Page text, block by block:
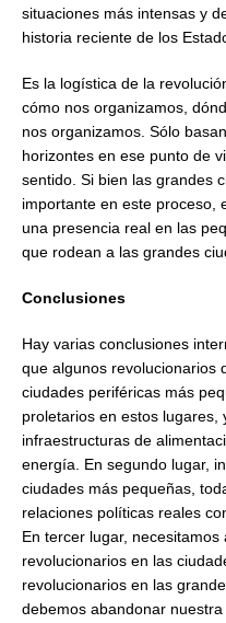
situaciones más intensas y
historia reciente de los
Es la logística de la
cómo nos organizamos,
nos organizamos. Sólo
horizontes en ese punto de
sentido. Si bien las grandes
importante en este proceso,
una presencia real en las
que rodean a las grandes
Conclusiones
Hay varias conclusiones
que algunos revolucionarios
ciudades periféricas más
proletarios en estos
infraestructuras de
energía. En segundo lugar,
ciudades más pequeñas,
relaciones políticas reales
En tercer lugar,
revolucionarios en las
revolucionarios en las
debemos abandonar